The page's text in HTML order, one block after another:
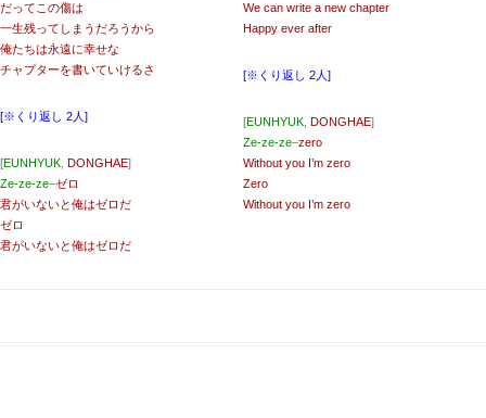
だってこの傷は
一生残ってしまうだろうから
俺たちは永遠に幸せな
チャプターを書いていけるさ
[※くり返し 2人]
[EUNHYUK DONGHAE]
Ze-ze-ze–ゼロ
君がいないと俺はゼロだ
ゼロ
君がいないと俺はゼロだ
We can write a new chapter
Happy ever after
[※くり返し 2人]
[EUNHYUK DONGHAE]
Ze-ze-ze–zero
Without you I’m zero
Zero
Without you I’m zero